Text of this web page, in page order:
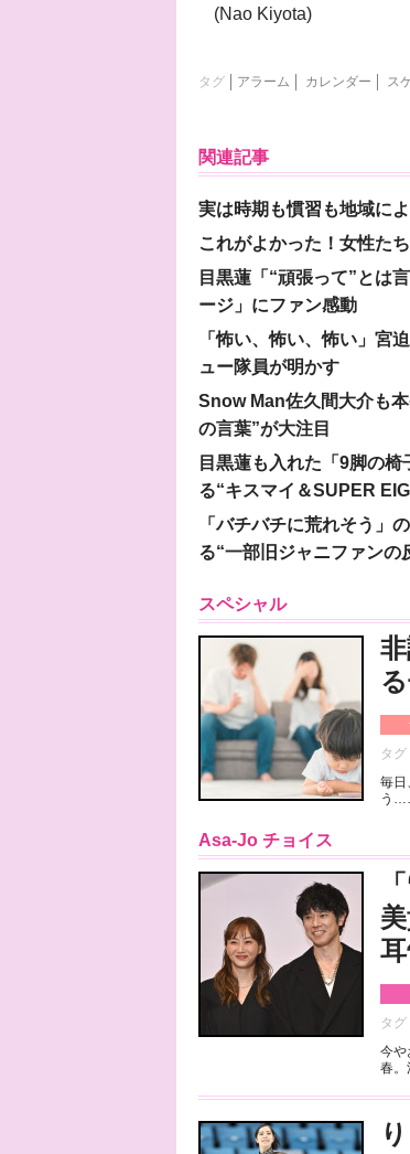
(Nao Kiyota)
タグ アラーム カレンダー ス
関連記事
実は時期も慣習も地域に
これがよかった！女性た
目黒蓮「“頑張って”とは
ージ」にファン感動
「怖い、怖い、怖い」宮
ュー隊員が明かす
Snow Man佐久間大介も
の言葉”が大注目
目黒蓮も入れた「9脚の
る“キスマイ＆SUPER
「バチバチに荒れそう」
る“一部旧ジャニファンの
スペシャル
タグ
毎日
う
Asa-Jo チョイス
タグ
今や
春。